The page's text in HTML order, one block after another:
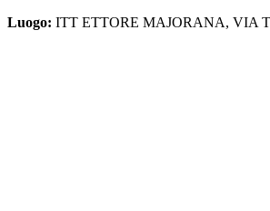
Luogo: ITT ETTORE MAJORANA, VIA